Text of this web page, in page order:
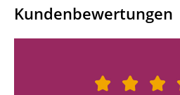
Kundenbewertungen